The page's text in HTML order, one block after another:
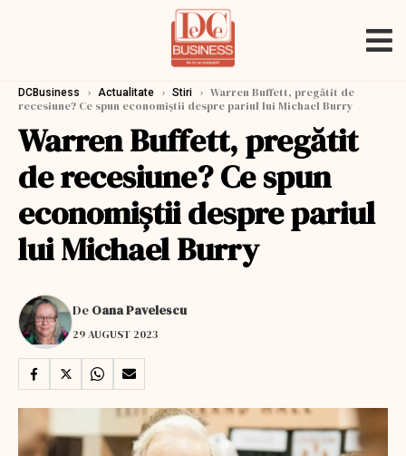
DCBusiness › Actualitate › Stiri › Warren Buffett, pregătit de
recesiune? Ce spun economiștii despre pariul lui Michael Burry
Warren Buffett, pregătit
de recesiune? Ce spun
economiștii despre pariul
lui Michael Burry
De Oana Pavelescu
29 AUGUST 2023